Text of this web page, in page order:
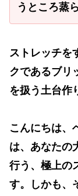
うところ蒸
ストレッチを
クであるブリ
を扱う土台作
こんにちは、
は、あなたの
行う、極上の
す。しかも、